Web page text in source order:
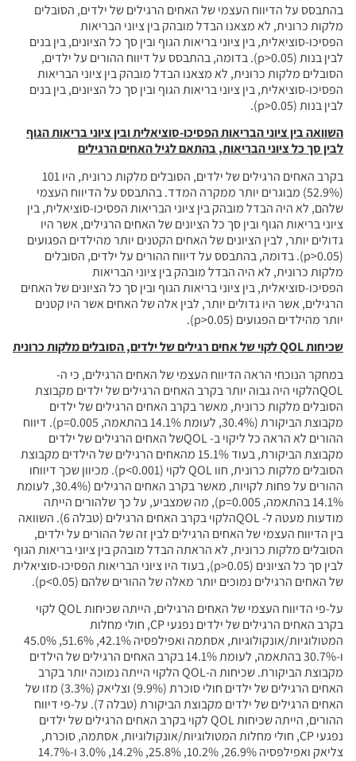
בהתבסס על הדיווח העצמי של האחים הרגילים של ילדים, הסובלים
מלקות כרונית, לא מצאנו הבדל מובהק בין ציוני הבריאות
הפסיכו-סוציאלית, בין ציוני בריאות הגוף ובין סך כל הציונים, בין בנים
לבין בנות (p>0.05). בדומה, בהתבסס על דיווח ההורים על ילדים,
הסובלים מלקות כרונית, לא מצאנו הבדל מובהק בין ציוני הבריאות
הפסיכו-סוציאלית, בין ציוני בריאות הגוף ובין סך כל הציונים, בין בנים
לבין בנות (p>0.05).
השוואה בין ציוני הבריאות הפסיכו-סוציאלית ובין ציוני בריאות הגוף
לבין סך כל ציוני הבריאות, בהתאם לגיל האחים הרגילים
בקרב האחים הרגילים של ילדים, הסובלים מלקות כרונית, היו 101
(52.9%) מבוגרים יותר ממקרה המדד. בהתבסס על הדיווח העצמי
שלהם, לא היה הבדל מובהק בין ציוני הבריאות הפסיכו-סוציאלית, בין
ציוני בריאות הגוף ובין סך כל הציונים של האחים הרגילים, אשר היו
גדולים יותר, לבין הציונים של האחים הקטנים יותר מהילדים הפגועים
(p>0.05). בדומה, בהתבסס על דיווח ההורים על ילדים, הסובלים
מלקות כרונית, לא היה הבדל מובהק בין ציוני הבריאות
הפסיכו-סוציאלית, בין ציוני בריאות הגוף ובין סך כל הציונים של האחים
הרגילים, אשר היו גדולים יותר, לבין אלה של האחים אשר היו קטנים
יותר מהילדים הפגועים (p>0.05).
שכיחותQOLלקוי של אחים רגילים של ילדים, הסובלים מלקות כרונית
במחקר הנוכחי הראה הדיווח העצמי של האחים הרגילים, כי ה-
QOLהלקוי היה גבוה יותר בקרב האחים הרגילים של ילדים מקבוצת
הסובלים מלקות כרונית, מאשר בקרב האחים הרגילים של ילדים
מקבוצת הביקורת (30.4%, לעומת 14.1% בהתאמה, p=0.005). דיווח
ההורים לא הראה כל ליקוי ב- QOLשל האחים הרגילים של ילדים
מקבוצת הביקורת, בעוד 15.1% מהאחים הרגילים של הילדים מקבוצת
הסובלים מלקות כרונית, חוו QOL לקוי (p<0.001). מכיוון שכך דיווחו
ההורים על פחות לקויות, מאשר בקרב האחים הרגילים (30.4%, לעומת
14.1% בהתאמה, p=0.005), מה שמצביע, על כך שלהורים הייתה
מודעות מעטה ל- QOLהלקוי בקרב האחים הרגילים (טבלה 6). השוואה
בין הדיווח העצמי של האחים הרגילים לבין זה של ההורים על ילדים,
הסובלים מלקות כרונית, לא הראתה הבדל מובהק בין ציוני בריאות הגוף
לבין סך כל הציונים (p>0.05), בעוד היו ציוני הבריאות הפסיכו-סוציאלית
של האחים הרגילים נמוכים יותר מאלה של ההורים שלהם (p<0.05).
על-פי הדיווח העצמי של האחים הרגילים, הייתה שכיחות QOL לקוי
בקרב האחים הרגילים של ילדים נפגעי CP, חולי מחלות
המטולוגיות/אונקולוגיות, אסתמה ואפילפסיה 42.1%, 51.6%, 45.0%
ו-30.7% בהתאמה, לעומת 14.1% בקרב האחים הרגילים של הילדים
מקבוצת הביקורת. שכיחות ה-QOL הלקוי הייתה נמוכה יותר בקרב
האחים הרגילים של ילדים חולי סוכרת (9.9%) וצליאק (3.3%) מזו של
האחים הרגילים של ילדים מקבוצת הביקורת (טבלה 7). על-פי דיווח
ההורים, הייתה שכיחות QOL לקוי בקרב האחים הרגילים של ילדים
נפגעי CP, חולי מחלות המטולוגיות/אונקולוגיות, אסתמה, סוכרת,
צליאק ואפילפסיה 26.9%, 10.2%, 25.8%, 14.2%, 3.0% ו-14.7%